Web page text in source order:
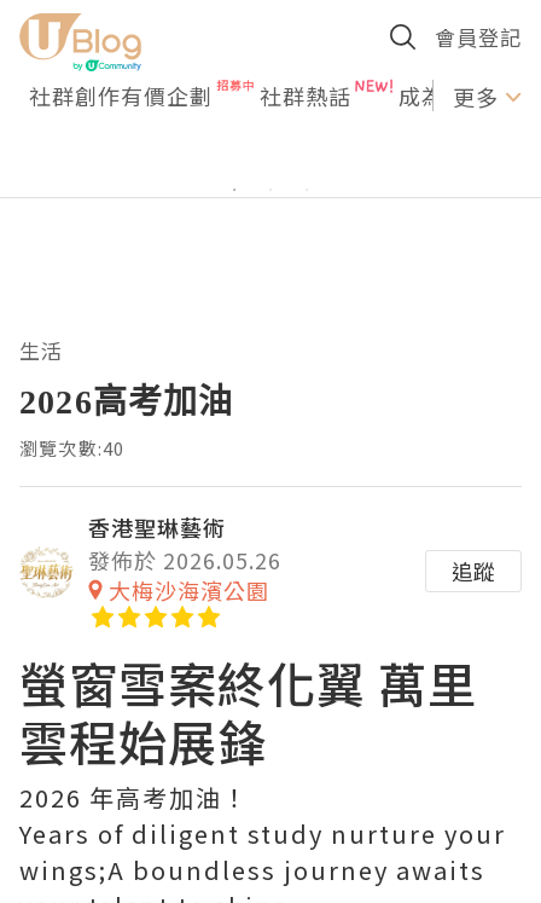
會員登記
社群創作有價企劃 社群熱話 成為U更多
生活
2026高考加油
瀏覽次數:40
香港聖琳藝術
發佈於 2026.05.26
大梅沙海濱公園
追蹤
螢窗雪案終化翼 萬里
雲程始展鋒
2026 年高考加油！
Years of diligent study nurture your
wings;A boundless journey awaits